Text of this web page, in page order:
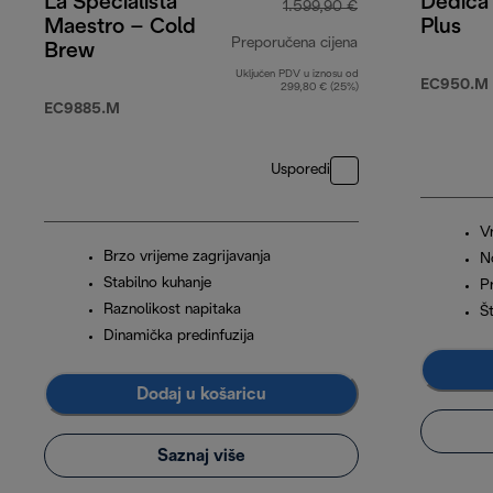
Maestro – Cold
Brew
EC9885.M
1.599,90 €
Preporučena cijena
izvorna cijena
Uključen PDV u iznosu od
299,80 € (25%)
Usporedi
Brzo vrijeme zagrijavanja
Stabilno kuhanje
Raznolikost napitaka
Dinamička predinfuzija
Dodaj u košaricu
Saznaj više
Plus
EC950.M